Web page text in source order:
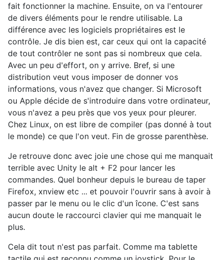
fait fonctionner la machine. Ensuite, on va l'entourer
de divers éléments pour le rendre utilisable. La
différence avec les logiciels propriétaires est le
contrôle. Je dis bien est, car ceux qui ont la capacité
de tout contrôler ne sont pas si nombreux que cela.
Avec un peu d'effort, on y arrive. Bref, si une
distribution veut vous imposer de donner vos
informations, vous n'avez que changer. Si Microsoft
ou Apple décide de s'introduire dans votre ordinateur,
vous n'avez a peu près que vos yeux pour pleurer.
Chez Linux, on est libre de compiler (pas donné à tout
le monde) ce que l'on veut. Fin de grosse parenthèse.
Je retrouve donc avec joie une chose qui me manquait
terrible avec Unity le alt + F2 pour lancer les
commandes. Quel bonheur depuis le bureau de taper
Firefox, xnview etc ... et pouvoir l'ouvrir sans à avoir à
passer par le menu ou le clic d'un îcone. C'est sans
aucun doute le raccourci clavier qui me manquait le
plus.
Cela dit tout n'est pas parfait. Comme ma tablette